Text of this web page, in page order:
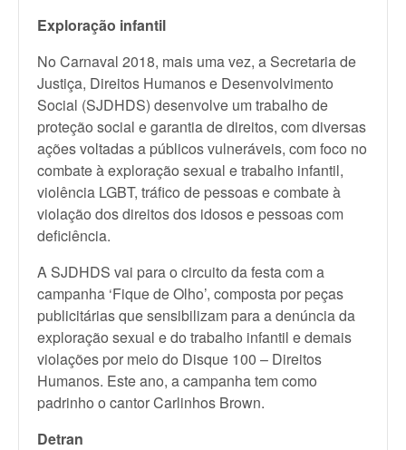
Exploração infantil
No Carnaval 2018, mais uma vez, a Secretaria de
Justiça, Direitos Humanos e Desenvolvimento
Social (SJDHDS) desenvolve um trabalho de
proteção social e garantia de direitos, com diversas
ações voltadas a públicos vulneráveis, com foco no
combate à exploração sexual e trabalho infantil,
violência LGBT, tráfico de pessoas e combate à
violação dos direitos dos idosos e pessoas com
deficiência.
A SJDHDS vai para o circuito da festa com a
campanha ‘Fique de Olho’, composta por peças
publicitárias que sensibilizam para a denúncia da
exploração sexual e do trabalho infantil e demais
violações por meio do Disque 100 – Direitos
Humanos. Este ano, a campanha tem como
padrinho o cantor Carlinhos Brown.
Detran